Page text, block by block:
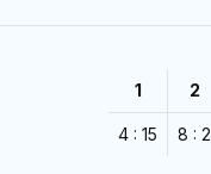
1
4 : 15
2
8 : 2